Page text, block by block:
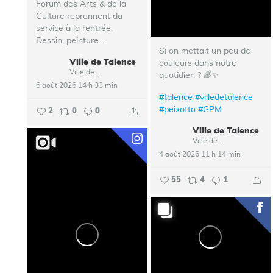
Forum des Arts & de la
Culture reprennent du
service à la rentrée.
Dessin, peinture...
Ville de Talence
6 août 2026 14 h 33 min
2 0 0
Si on mettait un peu de
couleurs dans notre
quotidien ? 🌈✨
#talence #villedetalence
#peixotto #GPM
Ville de Talence
4 août 2026 11 h 14 min
55 4 1